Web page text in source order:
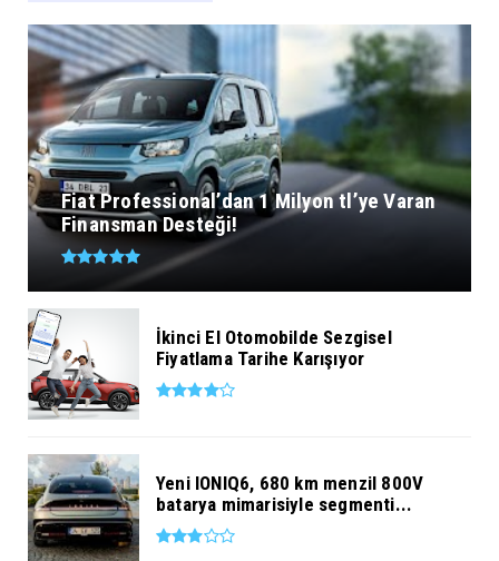
Fiat Professional’dan 1 Milyon tl’ye Varan
Finansman Desteği!
İkinci El Otomobilde Sezgisel
Fiyatlama Tarihe Karışıyor
Yeni IONIQ6, 680 km menzil 800V
batarya mimarisiyle segmenti...